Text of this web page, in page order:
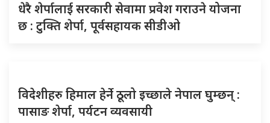
धेरै शेर्पालाई सरकारी सेवामा प्रवेश गराउने योजना
छ : टुक्ति शेर्पा, पूर्वसहायक सीडीओ
विदेशीहरु हिमाल हेर्ने ठूलो इच्छाले नेपाल घुम्छन् :
पासाङ शेर्पा, पर्यटन व्यवसायी